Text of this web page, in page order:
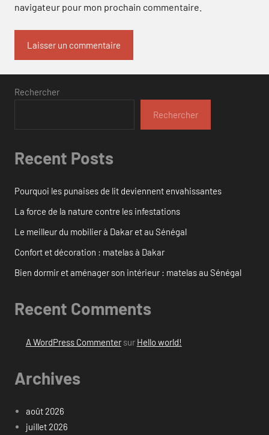
navigateur pour mon prochain commentaire.
Rechercher
Rechercher
Recent Posts
Pourquoi les punaises de lit deviennent envahissantes
La force de la nature contre les infestations
Le meilleur du mobilier à Dakar et au Sénégal
Confort et décoration : matelas à Dakar
Bien dormir et aménager son intérieur : matelas au Sénégal
Recent Comments
A WordPress Commentersur Hello world!
Archives
août 2026
juillet 2026